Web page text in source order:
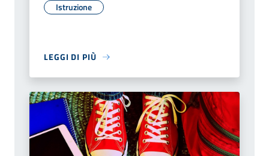
Istruzione
LEGGI DI PIÙ